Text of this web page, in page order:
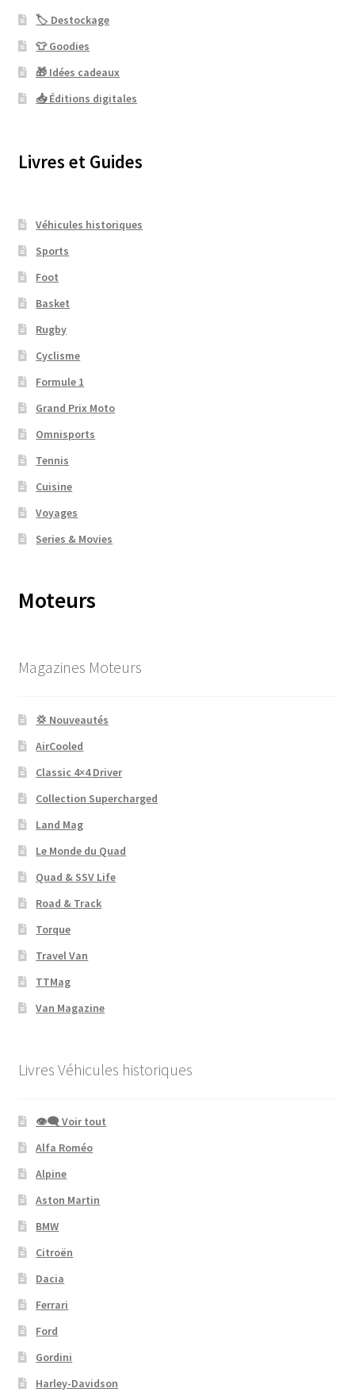
🏷 Destockage
👕 Goodies
🎁 Idées cadeaux
📥 Éditions digitales
Livres et Guides
Véhicules historiques
Sports
Foot
Basket
Rugby
Cyclisme
Formule 1
Grand Prix Moto
Omnisports
Tennis
Cuisine
Voyages
Series & Movies
Moteurs
Magazines Moteurs
💢 Nouveautés
AirCooled
Classic 4×4 Driver
Collection Supercharged
Land Mag
Le Monde du Quad
Quad & SSV Life
Road & Track
Torque
Travel Van
TTMag
Van Magazine
Livres Véhicules historiques
👁‍🗨 Voir tout
Alfa Roméo
Alpine
Aston Martin
BMW
Citroën
Dacia
Ferrari
Ford
Gordini
Harley-Davidson